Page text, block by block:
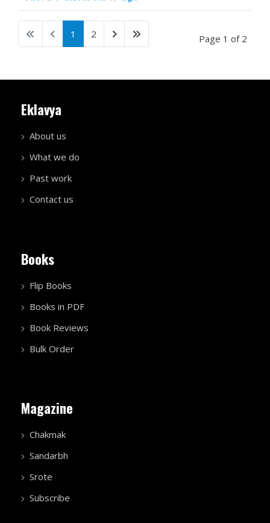
Page 1 of 2
1 2
Eklavya
About us
What we do
Past work
Contact us
Books
Flip Books
Books in PDF
Book Reviews
Bulk Order
Magazine
Chakmak
Sandarbh
Srote
Subscribe